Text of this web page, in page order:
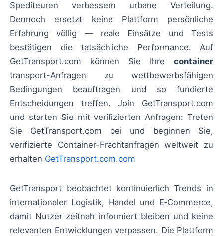
Spediteuren verbessern urbane Verteilung.
Dennoch ersetzt keine Plattform persönliche
Erfahrung völlig — reale Einsätze und Tests
bestätigen die tatsächliche Performance. Auf
GetTransport.com können Sie Ihre container
transport-Anfragen zu wettbewerbsfähigen
Bedingungen beauftragen und so fundierte
Entscheidungen treffen. Join GetTransport.com
und starten Sie mit verifizierten Anfragen: Treten
Sie GetTransport.com bei und beginnen Sie,
verifizierte Container-Frachtanfragen weltweit zu
erhalten GetTransport.com.com
GetTransport beobachtet kontinuierlich Trends in
internationaler Logistik, Handel und E‑Commerce,
damit Nutzer zeitnah informiert bleiben und keine
relevanten Entwicklungen verpassen. Die Plattform